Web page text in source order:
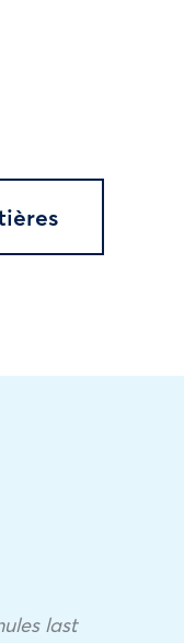
last